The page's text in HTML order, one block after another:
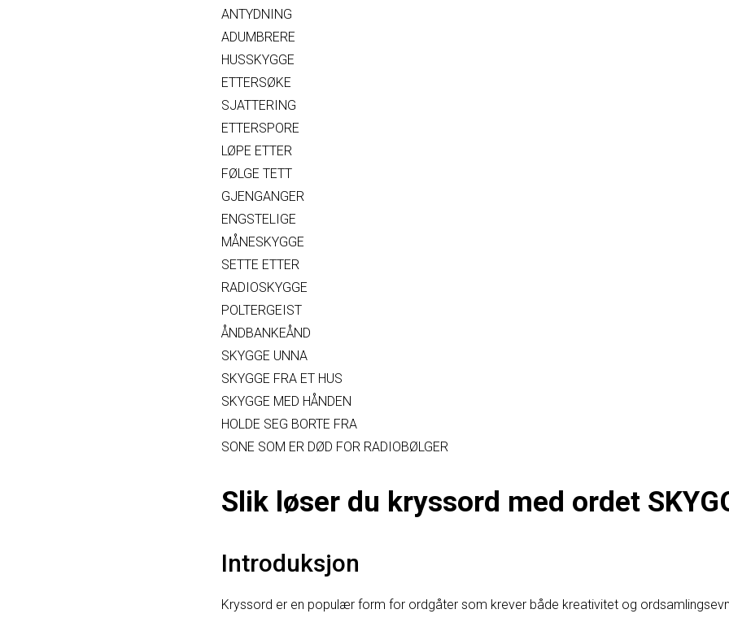
ANTYDNING
ADUMBRERE
HUSSKYGGE
ETTERSØKE
SJATTERING
ETTERSPORE
LØPE ETTER
FØLGE TETT
GJENGANGER
ENGSTELIGE
MÅNESKYGGE
SETTE ETTER
RADIOSKYGGE
POLTERGEIST
ÅNDBANKEÅND
SKYGGE UNNA
SKYGGE FRA ET HUS
SKYGGE MED HÅNDEN
HOLDE SEG BORTE FRA
SONE SOM ER DØD FOR RADIOBØLGER
Slik løser du kryssord med ordet
Introduksjon
Kryssord er en populær form for ordgåter som krever både kreativitet og